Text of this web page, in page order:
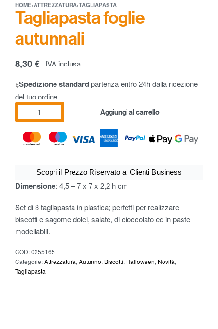
HOME›ATTREZZATURA›TAGLIAPASTA
Tagliapasta foglie
autunnali
8,30€ IVA inclusa
Spedizione standardpartenza entro 24h dalla ricezione
del tuo ordine
Aggiungi al carrello
Scopri il Prezzo Riservato ai Clienti Business
Dimensione: 4,5 – 7 x 7 x 2,2 h cm
Set di 3 tagliapasta in plastica; perfetti per realizzare
biscotti e sagome dolci, salate, di cioccolato ed in paste
modellabili.
COD:0255165
Categorie:Attrezzatura,Autunno, Biscotti, Halloween, Novità,
Tagliapasta